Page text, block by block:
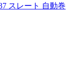
スレート 自動巻